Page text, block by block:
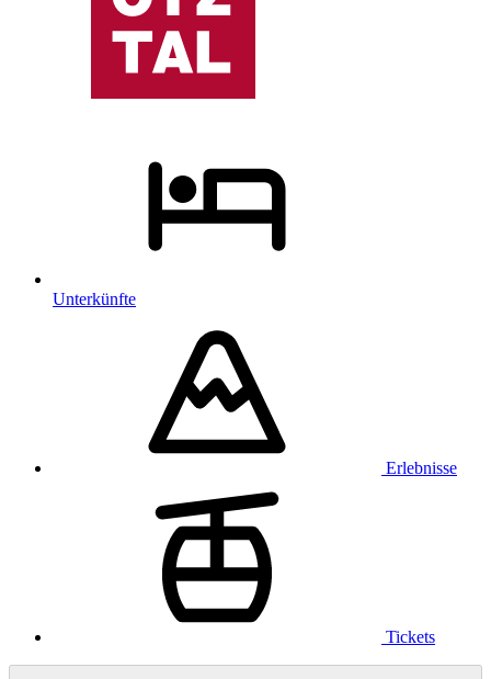
Unterkünfte
Erlebnisse
Tickets